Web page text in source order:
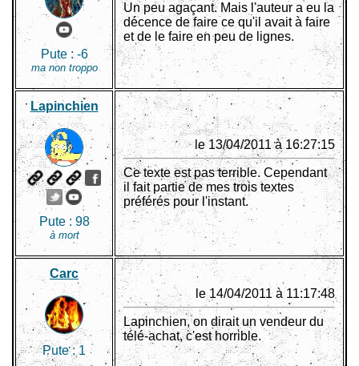
Pute : -6
ma non troppo
Un peu agaçant. Mais l'auteur a eu la
décence de faire ce qu'il avait à faire
et de le faire en peu de lignes.
Lapinchien
Pute : 98
à mort
le 13/04/2011 à 16:27:15
Ce texte est pas terrible. Cependant
il fait partie de mes trois textes
préférés pour l'instant.
Carc
Pute :1
le 14/04/2011 à 11:17:48
Lapinchien, on dirait un vendeur du
télé-achat, c'est horrible.